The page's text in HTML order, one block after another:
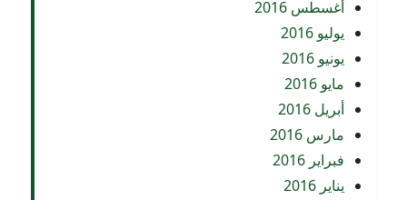
أغسطس 2016
يوليو 2016
يونيو 2016
مايو 2016
أبريل 2016
مارس 2016
فبراير 2016
يناير 2016